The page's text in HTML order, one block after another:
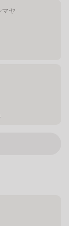
マヤ